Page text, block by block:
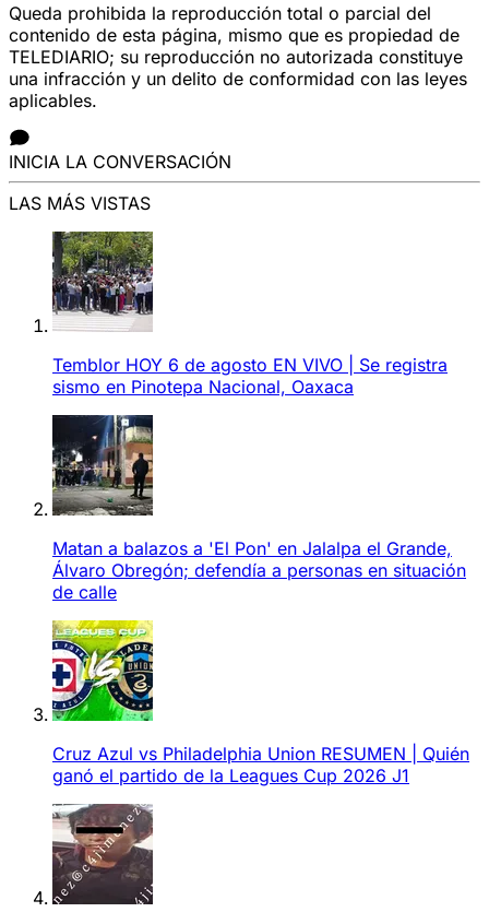
Queda prohibida la reproducción total o parcial del
contenido de esta página, mismo que es propiedad de
TELEDIARIO; su reproducción no autorizada constituye
una infracción y un delito de conformidad con las leyes
aplicables.
INICIA LA CONVERSACIÓN
LAS MÁS VISTAS
Temblor HOY 6 de agosto EN VIVO | Se registra
sismo en Pinotepa Nacional, Oaxaca
Matan a balazos a 'El Pon' en Jalalpa el Grande,
Álvaro Obregón; defendía a personas en situación
de calle
Cruz Azul vs Philadelphia Union RESUMEN | Quién
ganó el partido de la Leagues Cup 2026 J1